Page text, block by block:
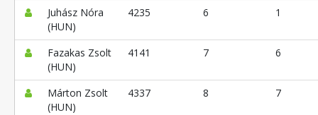
Juhász Nóra
(HUN)
4235 6 1
Fazakas Zsolt
(HUN)
4141 7 6
Márton Zsolt
(HUN)
4337 8 7